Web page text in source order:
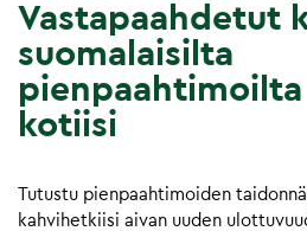
Vastapaahdetut
suomalaisilta
pienpaahtimoilta
kotiisi
Tutustu pienpaahtimoiden
kahvihetkiisi aivan uuden